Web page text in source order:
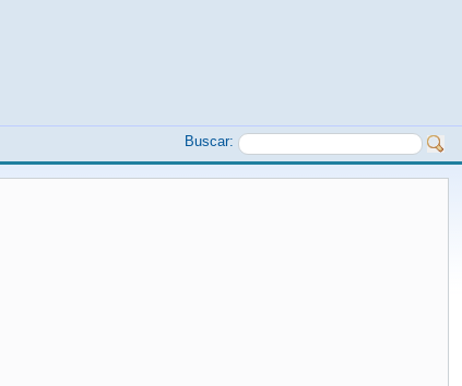
Buscar: